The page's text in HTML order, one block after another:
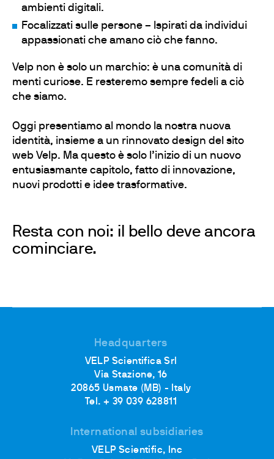
ambienti digitali.
Focalizzati sulle persone – Ispirati da individui
appassionati che amano ciò che fanno.
Velp non è solo un marchio: è una comunità di
menti curiose. E resteremo sempre fedeli a ciò
che siamo.
Oggi presentiamo al mondo la nostra nuova
identità, insieme a un rinnovato design del sito
web Velp. Ma questo è solo l’inizio di un nuovo
entusiasmante capitolo, fatto di innovazione,
nuovi prodotti e idee trasformative.
Resta con noi: il bello deve ancora
cominciare.
Headquarters
VELP Scientifica Srl
Via Stazione, 16
20865 Usmate (MB) - Italy
Tel. + 39 039 628811
International subsidiaries
VELP Scientific, Inc